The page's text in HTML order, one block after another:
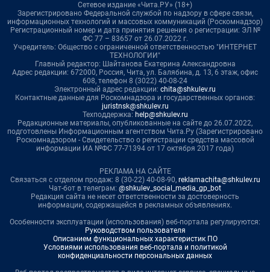
Сетевое издание «Чита.РУ» (18+)
Зарегистрировано Федеральной службой по надзору в сфере связи,
информационных технологий и массовых коммуникаций (Роскомнадзор)
Регистрационный номер и дата принятия решения о регистрации: ЭЛ №
ФС 77 – 83657 от 26.07.2022 г.
Учредитель: Общество с ограниченной ответственностью "ИНТЕРНЕТ
ТЕХНОЛОГИИ"
Главный редактор: Шайтанова Екатерина Александровна
Адрес редакции: 672000, Россия, Чита, ул. Балябина, д. 13, 6 этаж, офис
608, телефон 8 (3022) 40-08-24
Электронный адрес редакции: chita@shkulev.ru
Контактные данные для Роскомнадзора и государственных органов:
juristnsk@shkulev.ru
Техподдержка: help@shkulev.ru
Редакционные материалы, опубликованные на сайте до 26.07.2022,
подготовлены Информационным агентством Чита.Ру (Зарегистрировано
Роскомнадзором - Свидетельство о регистрации средства массовой
информации ИА №ФС 77-71394 от 17 октября 2017 года)
РЕКЛАМА НА САЙТЕ
Связаться с отделом продаж: 8 (30-22) 40-08-90, reklamachita@shkulev.ru
Чат-бот в телеграм: @shkulev_social_media_gp_bot
Редакция сайта не несет ответственности за достоверность
информации, содержащейся в рекламных объявлениях.
Особенности эксплуатации (использования) веб-портала регулируются:
Руководством пользователя
Описанием функциональных характеристик ПО
Условиями использования веб-портала и политикой
конфиденциальности персональных данных